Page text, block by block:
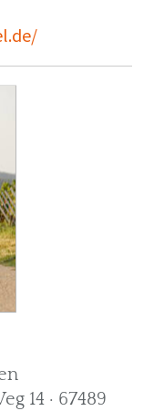
14 · 67489